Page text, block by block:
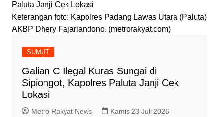
Keterangan foto: Kapolres Padang Lawas Utara (Paluta)
AKBP Dhery Fajariandono. (metrorakyat.com)
SUMUT
Galian C Ilegal Kuras Sungai di
Sipiongot, Kapolres Paluta Janji Cek
Lokasi
Metro Rakyat News Kamis 23 Juli 2026